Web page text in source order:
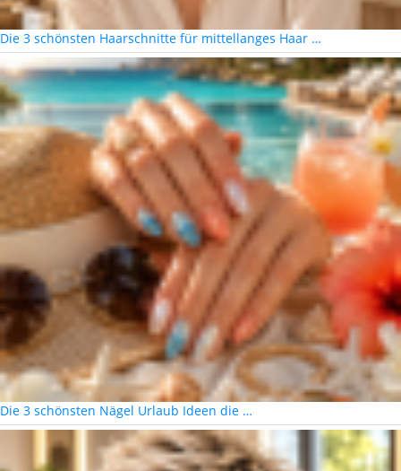
Die 3 schönsten Haarschnitte für mittellanges Haar …
Die 3 schönsten Nägel Urlaub Ideen die …